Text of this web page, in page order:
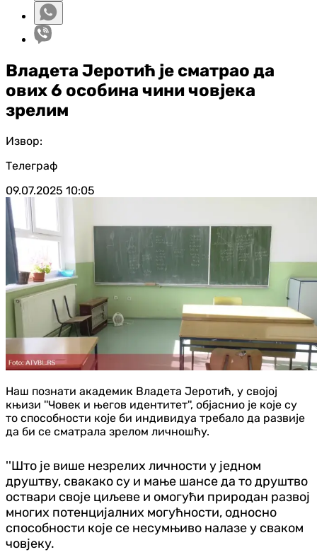
Владета Јеротић је сматрао да
ових 6 особина чини човјека
зрелим
Извор:
Телеграф
09.07.2025 10:05
Наш познати академик Владета Јеротић, у својој
књизи ''Човек и његов идентитет'', објаснио је које су
то способности које би индивидуа требало да развије
да би се сматрала зрелом личношћу.
''Што је више незрелих личности у једном
друштву, свакако су и мање шансе да то друштво
оствари своје циљеве и омогући природан развој
многих потенцијалних могућности, односно
способности које се несумњиво налазе у сваком
човјеку.